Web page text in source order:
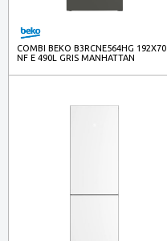
COMBI BEKO B3RCNE564HG 192X70
NF E 490L GRIS MANHATTAN